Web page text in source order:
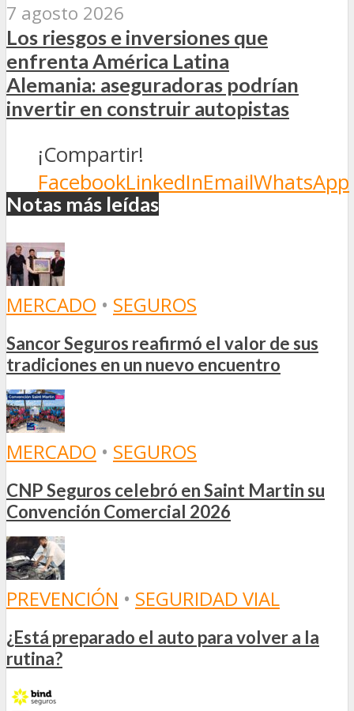
7 agosto 2026
Los riesgos e inversiones que
enfrenta América Latina
Alemania: aseguradoras podrían
invertir en construir autopistas
¡Compartir!
FacebookLinkedInEmailWhatsApp
Notas más leídas
MERCADO • SEGUROS
Sancor Seguros reafirmó el valor de sus
tradiciones en un nuevo encuentro
MERCADO • SEGUROS
CNP Seguros celebró en Saint Martin su
Convención Comercial 2026
PREVENCIÓN • SEGURIDAD VIAL
¿Está preparado el auto para volver a la
rutina?